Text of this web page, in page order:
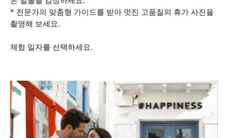
* 전문가의 맞춤형 가이드를 받아 멋진 고품질의 휴가 사진을
촬영해 보세요.
체험 일자를 선택하세요.